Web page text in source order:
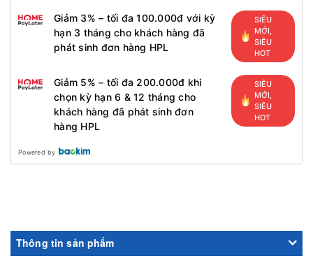
Giảm 3% – tối đa 100.000đ với kỳ
hạn 3 tháng cho khách hàng đã
phát sinh đơn hàng HPL
SIÊU
MỚI,
SIÊU
HOT
Giảm 5% – tối đa 200.000đ khi
chọn kỳ hạn 6 & 12 tháng cho
khách hàng đã phát sinh đơn
hàng HPL
SIÊU
MỚI,
SIÊU
HOT
Powered by
Thông tin sản phẩm